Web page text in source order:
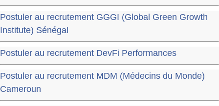
Postuler au recrutement GGGI (Global Green Growth
Institute) Sénégal
Postuler au recrutement DevFi Performances
Postuler au recrutement MDM (Médecins du Monde)
Cameroun